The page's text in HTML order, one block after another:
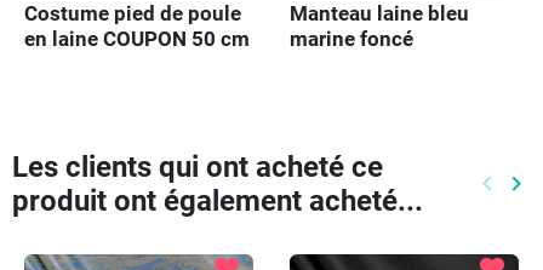
Costume pied de poule
en laine COUPON 50 cm
Manteau laine bleu
marine foncé
Les clients qui ont acheté ce
produit ont également acheté...
keyboard_arrow_left keyboard_arrow_right